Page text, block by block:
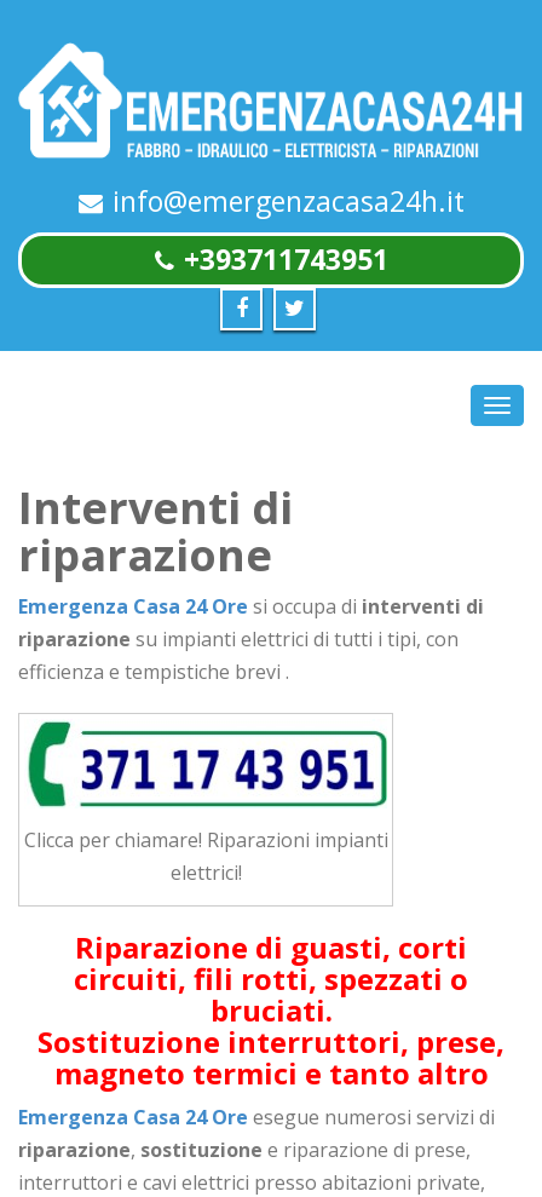
info@emergenzacasa24h.it
+393711743951
Interventi di
riparazione
Emergenza Casa 24 Ore si occupa di interventi di
riparazione su impianti elettrici di tutti i tipi, con
efficienza e tempistiche brevi .
Clicca per chiamare! Riparazioni impianti
elettrici!
Riparazione di guasti, corti
circuiti, fili rotti, spezzati o
bruciati.
Sostituzione interruttori, prese,
magneto termici e tanto altro
Emergenza Casa 24 Ore esegue numerosi servizi di
riparazione, sostituzione e riparazione di prese,
interruttori e cavi elettrici presso abitazioni private,